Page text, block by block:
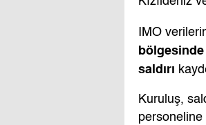
IMO
bölgesinde
saldırı
Kuruluş,
personeline